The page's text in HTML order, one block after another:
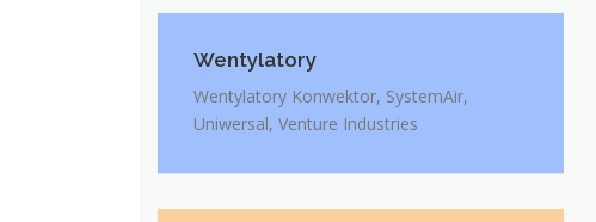
Wentylatory
Wentylatory Konwektor, SystemAir,
Uniwersal, Venture Industries